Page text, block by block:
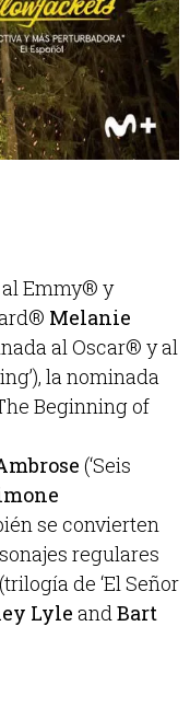
Emmy® y
Melanie
al Oscar® y al
la nominada
Beginning of
(‘Seis
se convierten
regulares
(trilogía de ‘El Señor
Lyle andBart